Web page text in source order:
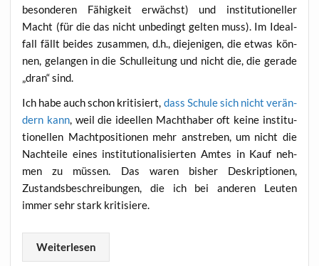
beson­de­ren Fähig­keit erwächst) und insti­tu­tio­nel­ler
Macht (für die das nicht unbe­dingt gel­ten muss). Im Ide­al­
fall fällt bei­des zusam­men, d.h., die­je­ni­gen, die etwas kön­
nen, gelan­gen in die Schul­lei­tung und nicht die, die gera­de
„dran“ sind.
Ich habe auch schon kri­ti­siert, dass Schu­le sich nicht ver­än­
dern kann, weil die ideel­len Macht­ha­ber oft kei­ne insti­tu­
tio­nel­len Macht­po­si­tio­nen mehr anstre­ben, um nicht die
Nach­tei­le eines insti­tu­tio­na­li­sier­ten Amtes in Kauf neh­
men zu müs­sen. Das waren bis­her Deskrip­tio­nen,
Zustands­be­schrei­bun­gen, die ich bei ande­ren Leu­ten
immer sehr stark kritisiere.
Wei­ter­le­sen